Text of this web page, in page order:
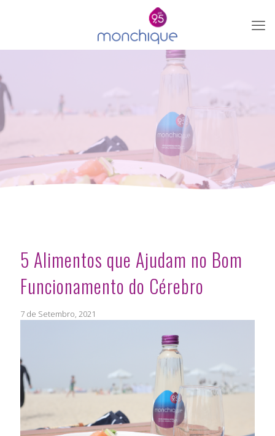
5 Alimentos que Ajudam no Bom
Funcionamento do Cérebro
7 de Setembro, 2021